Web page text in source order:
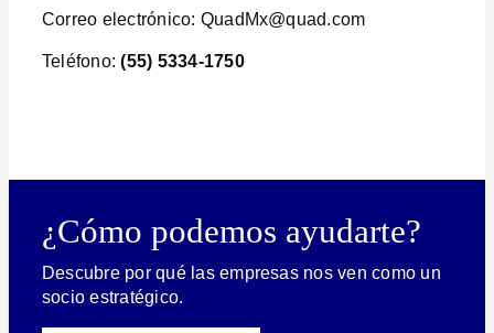
Correo electrónico: QuadMx@quad.com
Teléfono:(55) 5334-1750
¿Cómo podemos ayudarte?
Descubre por qué las empresas nos ven como un
socio estratégico.